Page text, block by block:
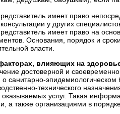
имеет право
у других
имеет право на
Основания, порядок и
власти.
влияющих на
достоверной и
эпидемиологическом
технического
услуг. Такая
а также организациями в